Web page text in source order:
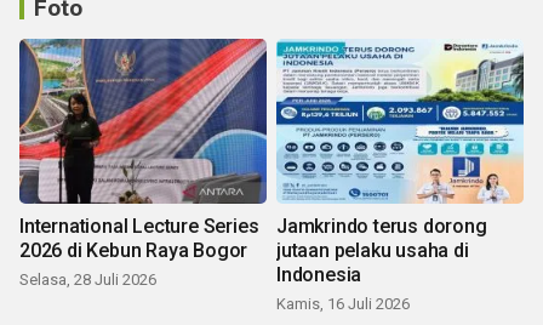
Foto
International Lecture Series
2026 di Kebun Raya Bogor
Selasa, 28 Juli 2026
Jamkrindo terus dorong
jutaan pelaku usaha di
Indonesia
Kamis, 16 Juli 2026